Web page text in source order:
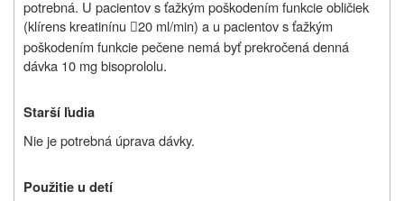
potrebná. U pacientov s ťažkým poškodením funkcie obličiek
(klírens kreatinínu 20 ml/min) a u pacientov s ťažkým
poškodením funkcie pečene nemá byť prekročená denná
dávka 10 mg bisoprololu.
Starší ľudia
Nie je potrebná úprava dávky.
Použitie u detí